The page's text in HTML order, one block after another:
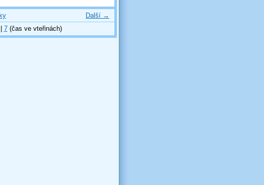
Další →
7(čas ve vteřinách)